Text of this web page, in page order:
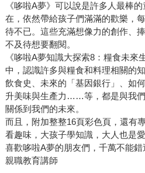
《哆啦A夢》可以說是許多人最棒
在，依然帶給孩子們滿滿的歡樂，
待不已。這些充滿想像力的創作、
不及待想要翻閱。
《哆啦A夢知識大探索8：糧食未來
中，認識許多與糧食和料理相關的
飲食史、未來的「基因銀行」、如
升美味與生產力……等，都是與我
關係到我們的未來。
而且，附加整整16頁彩色頁，還有
看趣味，大孩子學知識，大人也是
喜歡哆啦A夢的朋友們，千萬不能
親職教育講師